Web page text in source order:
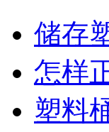
储存
怎样
塑料